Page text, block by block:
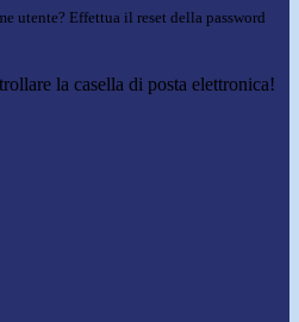
utente? Effettua il reset della password
la casella di posta elettronica!